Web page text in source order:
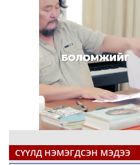
СҮҮЛД НЭМЭГДСЭН МЭДЭЭ